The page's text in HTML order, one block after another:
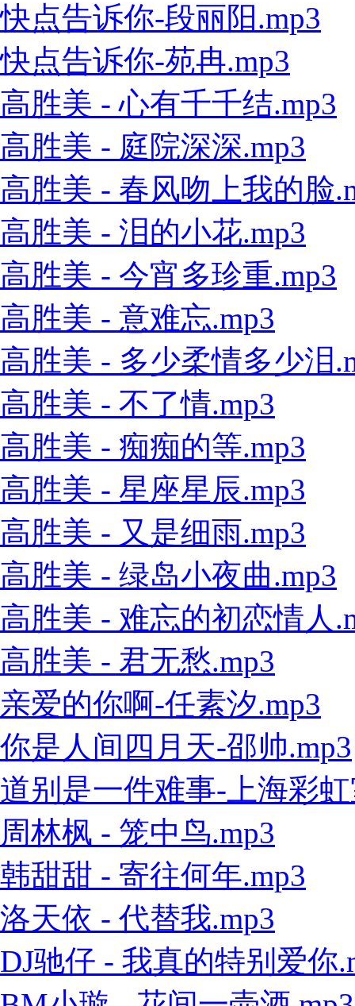
快点告诉你-段丽阳.mp3
快点告诉你-苑冉.mp3
高胜美 - 心有千千结.mp3
高胜美 - 庭院深深.mp3
高胜美 - 春风吻上我的脸
高胜美 - 泪的小花.mp3
高胜美 - 今宵多珍重.mp3
高胜美 - 意难忘.mp3
高胜美 - 多少柔情多少泪
高胜美 - 不了情.mp3
高胜美 - 痴痴的等.mp3
高胜美 - 星座星辰.mp3
高胜美 - 又是细雨.mp3
高胜美 - 绿岛小夜曲.mp3
高胜美 - 难忘的初恋情人
高胜美 - 君无愁.mp3
亲爱的你啊-任素汐.mp3
你是人间四月天-邵帅.mp3
道别是一件难事-上海彩
周林枫 - 笼中鸟.mp3
韩甜甜 - 寄往何年.mp3
洛天依 - 代替我.mp3
DJ驰仔 - 我真的特别爱你